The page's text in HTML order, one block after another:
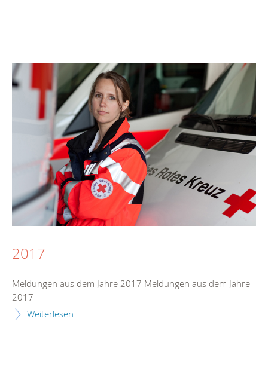
2017
Meldungen aus dem Jahre 2017 Meldungen aus dem Jahre
2017
Weiterlesen